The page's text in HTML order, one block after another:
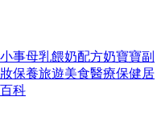
事母乳餵奶配方奶寶寶副
保養旅遊美食醫療保健居
百科